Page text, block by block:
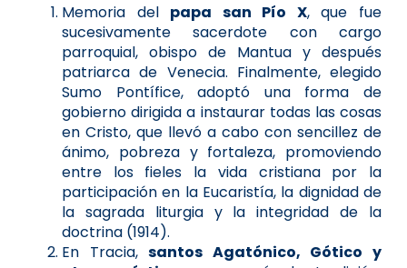
Memoria del papa san Pío X, que fue
sucesivamente sacerdote con cargo
parroquial, obispo de Mantua y después
patriarca de Venecia. Finalmente, elegido
Sumo Pontífice, adoptó una forma de
gobierno dirigida a instaurar todas las cosas
en Cristo, que llevó a cabo con sencillez de
ánimo, pobreza y fortaleza, promoviendo
entre los fieles la vida cristiana por la
participación en la Eucaristía, la dignidad de
la sagrada liturgia y la integridad de la
doctrina (1914).
En Tracia,santos Agatónico, Gótico y